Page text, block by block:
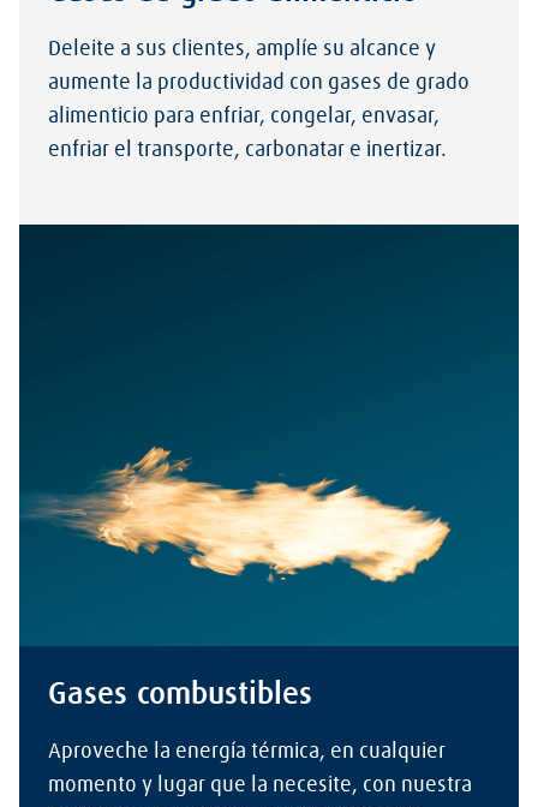
Deleite a sus clientes, amplíe su alcance y
aumente la productividad con gases de grado
alimenticio para enfriar, congelar, envasar,
enfriar el transporte, carbonatar e inertizar.
Gases combustibles
Aproveche la energía térmica, en cualquier
momento y lugar que la necesite, con nuestra